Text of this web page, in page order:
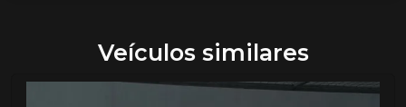
Veículos similares